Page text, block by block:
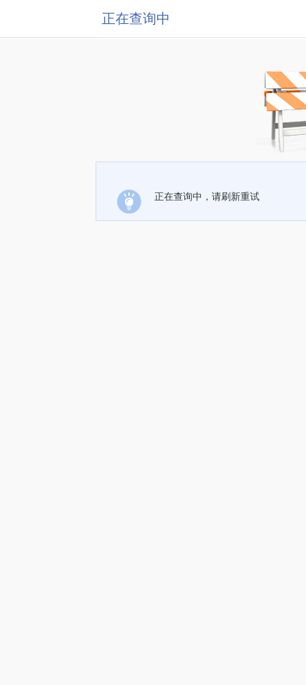
正在查询中
正在查询中，请刷新重试